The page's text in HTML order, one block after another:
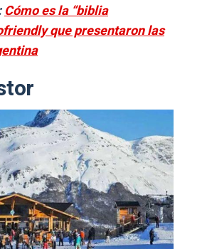
Cómo es la “biblia
que presentaron las